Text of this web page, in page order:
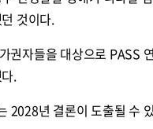
것이다.
권자들을 대상으로 PASS
.
2028년 결론이 도출될 수